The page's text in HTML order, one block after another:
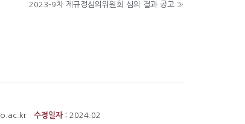
2023-9차 제규정심의위원회 심의 결과 공고 »
수정일자 : 2024.02